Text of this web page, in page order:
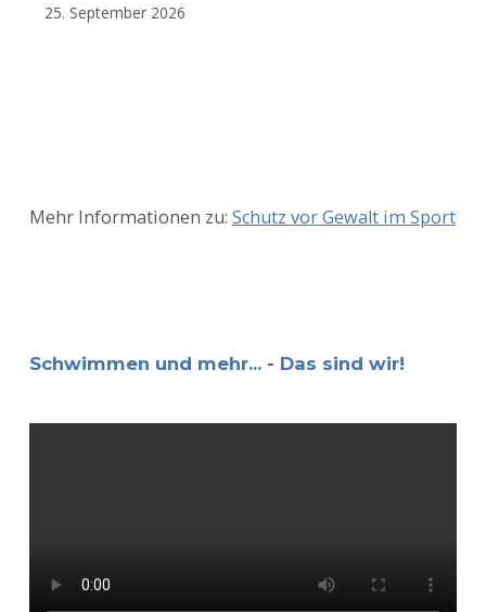
25. September 2026
Mehr Informationen zu: Schutz vor Gewalt im Sport
Schwimmen und mehr... - Das sind wir!